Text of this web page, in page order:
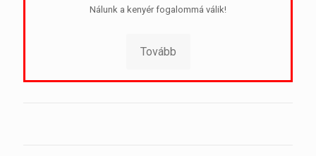
Nálunk a kenyér fogalommá válik!
Tovább